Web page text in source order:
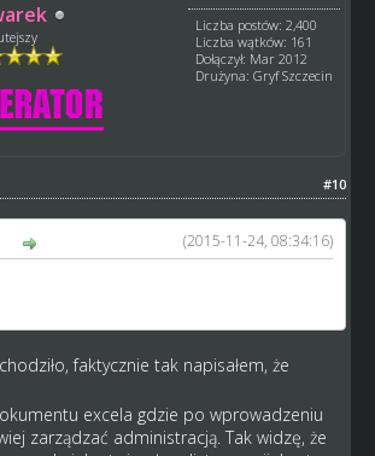
Liczba postów: 2,400
Liczba wątków: 161
Dołączył: Mar 2012
Drużyna: Gryf Szczecin
#10
(2015-11-24, 08:34:16)
faktycznie tak napisałem, że
excela gdzie po wprowadzeniu
zarządzać administracją. Tak widzę, że